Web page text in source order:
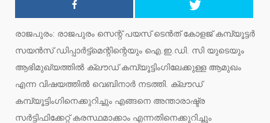
രാജപുരം: രാജപുരം സെന്റ് പയസ് ടെന്‍ത് കോളജ് കമ്പ്യൂട്ടര്‍
സയന്‍സ് ഡിപ്പാര്‍ട്ട്‌മെന്റിന്റെയും ഐ.ഇ.ഡി. സി യുടെയും
ആഭിമുഖ്യത്തില്‍ ക്ലൗഡ് കമ്പ്യൂട്ടിംഗിലേക്കുള്ള ആമുഖം
എന്ന വിഷയത്തില്‍ വെബിനാര്‍ നടത്തി. ക്ലൗഡ്
കമ്പ്യൂട്ടിംഗിനെക്കുറിച്ചും എങ്ങനെ അന്താരാഷ്ട്ര
സര്‍ട്ടിഫിക്കേറ്റ് കരസ്ഥമാക്കാം എന്നതിനെക്കുറിച്ചും